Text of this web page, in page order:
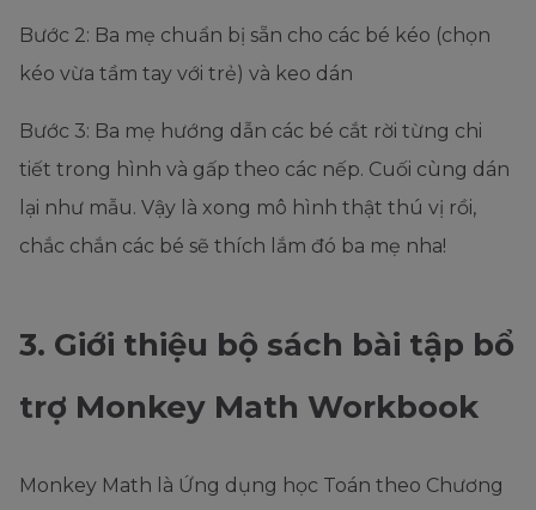
Bước 2: Ba mẹ chuẩn bị sẵn cho các bé kéo (chọn
kéo vừa tầm tay với trẻ) và keo dán
Bước 3: Ba mẹ hướng dẫn các bé cắt rời từng chi
tiết trong hình và gấp theo các nếp. Cuối cùng dán
lại như mẫu. Vậy là xong mô hình thật thú vị rồi,
chắc chắn các bé sẽ thích lắm đó ba mẹ nha!
3. Giới thiệu bộ sách bài tập bổ
trợ Monkey Math Workbook
Monkey Math là Ứng dụng học Toán theo Chương